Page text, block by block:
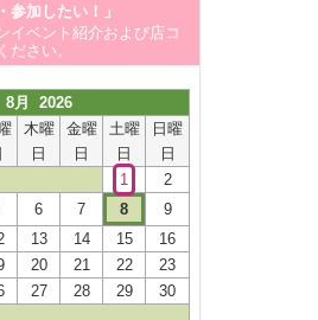
参加したい！」
イベント紹介および店コ
ださい。
8月 2026
木曜
日
金曜
日
土曜
日
日曜
日
1
2
6 7 8
9
13 14 15
16
20 21 22
23
27 28 29
30